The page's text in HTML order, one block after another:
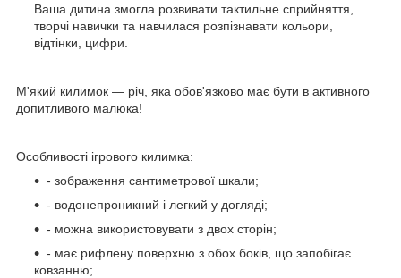
Ваша дитина змогла розвивати тактильне сприйняття,
творчі навички та навчилася розпізнавати кольори,
відтінки, цифри.
М'який килимок — річ, яка обов'язково має бути в активного
допитливого малюка!
Особливості ігрового килимка:
- зображення сантиметрової шкали;
- водонепроникний і легкий у догляді;
- можна використовувати з двох сторін;
- має рифлену поверхню з обох боків, що запобігає
ковзанню;